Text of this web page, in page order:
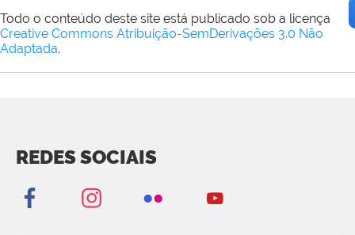
Todo o conteúdo deste site está publicado sob a licença
Creative Commons Atribuição-SemDerivações 3.0 Não
Adaptada.
REDES SOCIAIS